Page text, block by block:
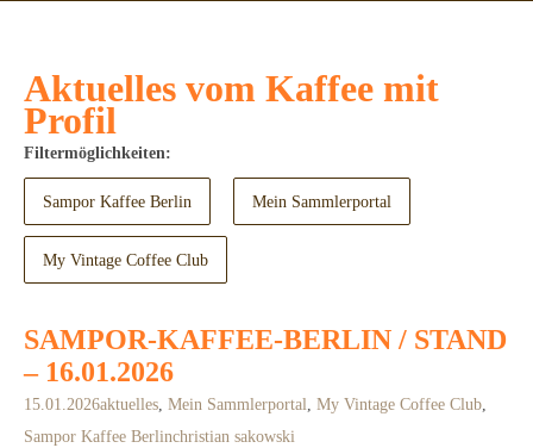
Aktuelles vom Kaffee mit
Profil
Filtermöglichkeiten:
Sampor Kaffee Berlin Mein Sammlerportal
My Vintage Coffee Club
SAMPOR-KAFFEE-BERLIN / STAND
– 16.01.2026
15.01.2026aktuelles, Mein Sammlerportal, My Vintage Coffee Club,
Sampor Kaffee Berlinchristian sakowski